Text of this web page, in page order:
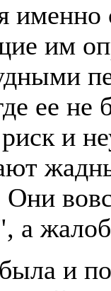
им
ее
и
а
и